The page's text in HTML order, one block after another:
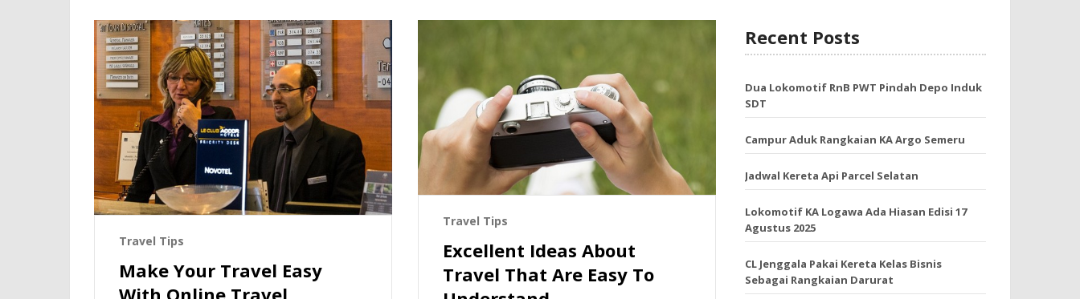
Travel Tips
Make Your Travel Easy
Travel Tips
Excellent Ideas About
Travel That Are Easy To
Recent Posts
Dua Lokomotif RnB PWT Pindah Depo Induk
SDT
Campur Aduk Rangkaian KA Argo Semeru
Jadwal Kereta Api Parcel Selatan
Lokomotif KA Logawa Ada Hiasan Edisi 17
Agustus 2025
CL Jenggala Pakai Kereta Kelas Bisnis
Sebagai Rangkaian Darurat